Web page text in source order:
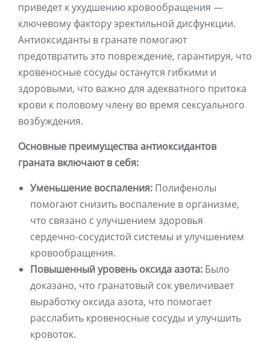
приведет к ухудшению кровообращения —
ключевому фактору эректильной дисфункции.
Антиоксиданты в гранате помогают
предотвратить это повреждение, гарантируя, что
кровеносные сосуды останутся гибкими и
здоровыми, что важно для адекватного притока
крови к половому члену во время сексуального
возбуждения.
Основные преимущества антиоксидантов
граната включают в себя:
Уменьшение воспаления: Полифенолы
помогают снизить воспаление в организме,
что связано с улучшением здоровья
сердечно-сосудистой системы и улучшением
кровообращения.
Повышенный уровень оксида азота: Было
доказано, что гранатовый сок увеличивает
выработку оксида азота, что помогает
расслабить кровеносные сосуды и улучшить
кровоток.